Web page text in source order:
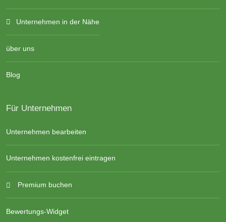
Unternehmen in der Nähe
über uns
Blog
Für Unternehmen
Unternehmen bearbeiten
Unternehmen kostenfrei eintragen
Premium buchen
Bewertungs-Widget